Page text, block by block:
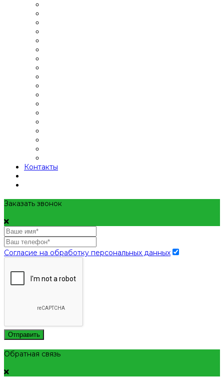
Контакты
Заказать звонок
Согласие на обработку персональных данных
Отправить
Обратная связь